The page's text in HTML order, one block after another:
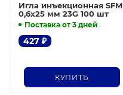
Игла инъекционная SFM
0,6х25 мм 23G 100 шт
Поставка от 3 дней
427 ₽
КУПИТЬ